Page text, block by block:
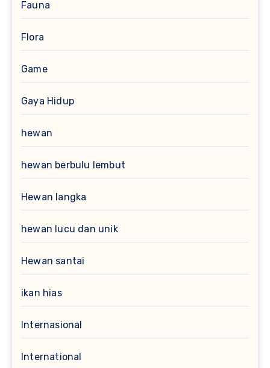
Fauna
Flora
Game
Gaya Hidup
hewan
hewan berbulu lembut
Hewan langka
hewan lucu dan unik
Hewan santai
ikan hias
Internasional
International